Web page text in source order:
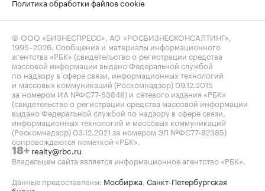
Политика обработки файлов cookie
© ООО «БИЗНЕСПРЕСС», АО «РОСБИЗНЕСКОНСАЛТИНГ»,
1995–2026. Сообщения и материалы информационного
агентства «РБК» (свидетельство о регистрации средства
массовой информации выдано Федеральной службой
по надзору в сфере связи, информационных технологий
и массовых коммуникаций (Роскомнадзор) 09.12.2015
за номером ИА №ФС77-63848) и сетевого издания «РБК»
(свидетельство о регистрации средства массовой информации
выдано Федеральной службой по надзору в сфере связи,
информационных технологий и массовых коммуникаций
(Роскомнадзор) 03.12.2021 за номером ЭЛ №ФС77-82385)
сопровождаются пометкой «РБК».
18+ realty@rbc.ru
Владельцем сайта является информационное агентство «РБК».
Данные предоставлены: Мосбиржа, Санкт-Петербургская